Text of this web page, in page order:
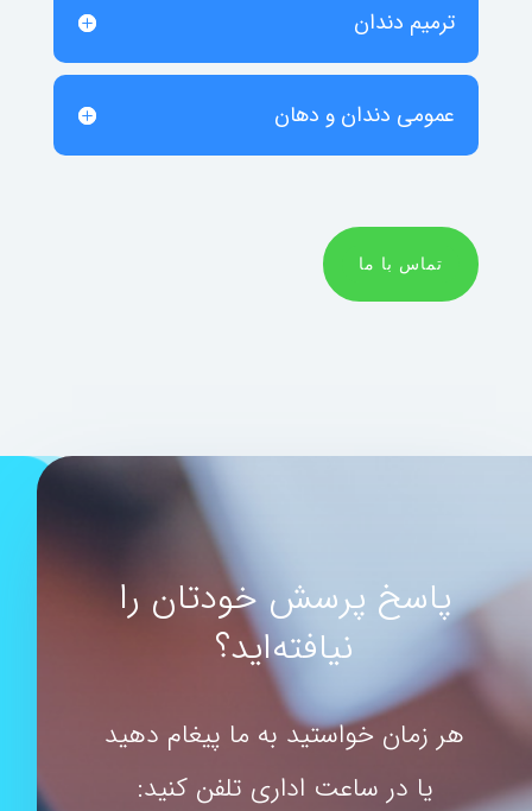
ترمیم دندان
عمومی دندان و دهان
تماس با ما
پاسخ پرسش خودتان را
نیافته‌اید؟
هر زمان خواستید به ما پیغام دهید
یا در ساعت اداری تلفن کنید: